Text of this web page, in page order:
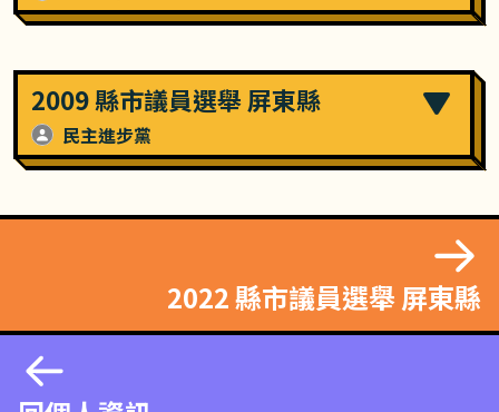
2009 縣市議員選舉 屏東縣
民主進步黨
2022 縣市議員選舉 屏東縣